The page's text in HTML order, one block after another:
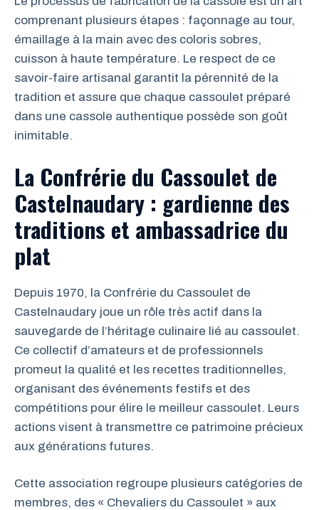
comprenant plusieurs étapes : façonnage au tour,
émaillage à la main avec des coloris sobres,
cuisson à haute température. Le respect de ce
savoir-faire artisanal garantit la pérennité de la
tradition et assure que chaque cassoulet préparé
dans une cassole authentique possède son goût
inimitable.
La Confrérie du Cassoulet de
Castelnaudary : gardienne des
traditions et ambassadrice du
plat
Depuis 1970, la Confrérie du Cassoulet de
Castelnaudary joue un rôle très actif dans la
sauvegarde de l’héritage culinaire lié au cassoulet.
Ce collectif d’amateurs et de professionnels
promeut la qualité et les recettes traditionnelles,
organisant des événements festifs et des
compétitions pour élire le meilleur cassoulet. Leurs
actions visent à transmettre ce patrimoine précieux
aux générations futures.
Cette association regroupe plusieurs catégories de
membres, des « Chevaliers du Cassoulet » aux